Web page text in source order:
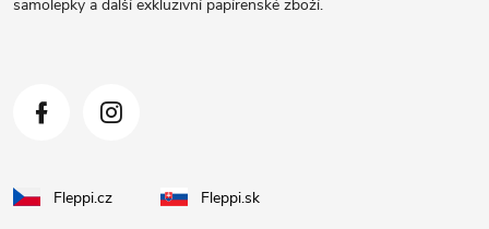
samolepky a další exkluzivní papírenské zboží.
Fleppi.cz Fleppi.sk